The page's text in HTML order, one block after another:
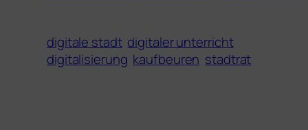
digitale stadt digitaler unterricht
digitalisierung kaufbeuren stadtrat